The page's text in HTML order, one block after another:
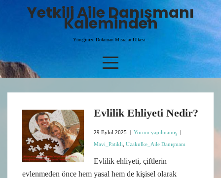
Yetkili Aile Danışmanı
Kaleminden
Yüreğinize Dokunan Mısralar Ülkesi..
Evlilik Ehliyeti Nedir?
29 Eylül 2025 |Yorum yapılmamış |
Mavi_Patikli ,Uzakulke_Aile Danışmanı
Evlilik ehliyeti, çiftlerin
evlenmeden önce hem yasal hem de kişisel olarak